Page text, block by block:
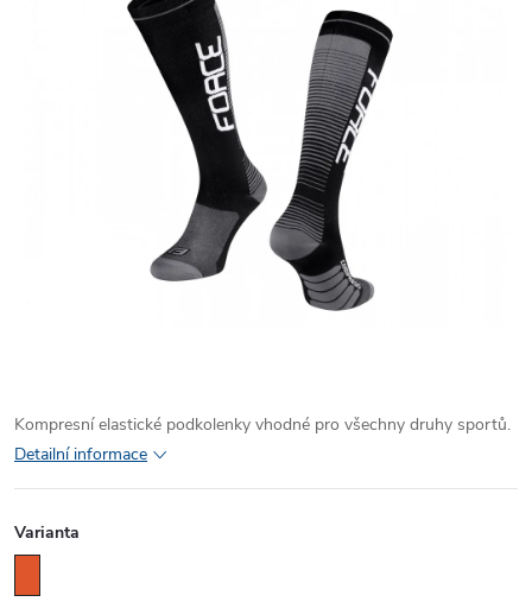
Kompresní elastické podkolenky vhodné pro všechny druhy sportů.
Detailní informace
Varianta